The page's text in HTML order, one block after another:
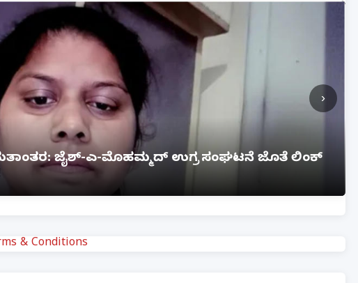
ಅಗ್ನಿ ಅವಘಡ: 12 ಮಂದಿ ಸಜೀವ ದಹನ, ಹಲವರಿಗೆ ಗಂಭೀರ
›
& Conditions